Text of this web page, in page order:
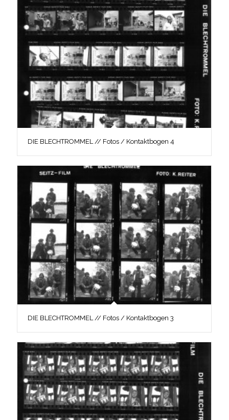
DIE BLECHTROMMEL // Fotos / Kontaktbogen 4
DIE BLECHTROMMEL // Fotos / Kontaktbogen 3